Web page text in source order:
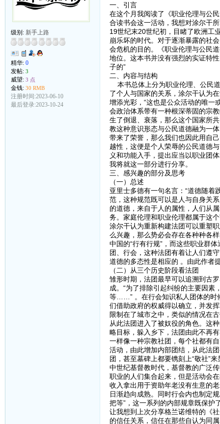
级别: 新手上路
精华: 0
发帖: 3
威望: 3 点
金钱: 30 RMB
注册时间:2023-06-10
最后登录:2023-10-24
一、引言
在这个月我阅读了《职业伦理与公
合读书会这一活动，我想对涂尔干
19世纪末20世纪初，目睹了欧洲工
崩乐坏的时代。对于逐渐暴露的社
会危机的目的。《职业伦理与公民
地位。这本书并没有强烈的实证特
子的”
二、内容与结构
本书总体上分为职业伦理、公民
了个人与国家的关系，涂尔干认为
增添光彩，“这也是公众活动的唯一
会政治体系带有一种根深蒂固的宗
生了倒退、衰落，那么这个国家所
教这种意识形态与公民道德融为一
带来了荣誉，那么我们也因此用自
越性，这便是个人荣辱的公民道德
义和功能入手，提出应当以职业团
我将就这一部分进行分享。
三、感兴趣的部分及思考
（一）总述
亚里士多德有一句名言：“道德随着
范，这种规范既可以是人与自身关
的道德，来自于人的属性，人们从
务。家庭伦理和职业伦理都属于这
涂尔干认为重新构建法团可以重塑
么兴趣，那么势必会存在各种种各
中国的“行有行规”，而这些职业群
团、行会，这种法团有着让人们遵
道德的多态性是相应的 。由此作者
（二）从三个历史阶段看法团
雏形时期，法团最早可以追溯到古
成。“为了排除引起纠纷的主要因
等……” 。在行会知识私人团体的时
们借助政府的权威得以确立，并发
限制在了城市之中，类似的情况在
从此法团进入了被奴役的角色。这
略目标，躲入乡下，法团由此不再
一样像一种宗教社团，每个社都有
活动，由此增加内部团结，从此法
团，甚至墓碑上都要镌刻上“敬社”
中世纪基督教时代，基督教的广泛
职业的人们集合起来，但是活动会
收入拿出用于资助年老没有生意的
日渐趋向成熟。同时行会内也制定
把等”，这一系列的内部规章既保护
让我想到上次分享格兰诺维特的《
的信任关系，信任在那些自认为同